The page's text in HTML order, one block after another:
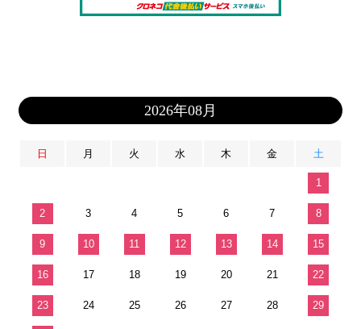
2026年08月
日 月 火 水 木 金 土
1
2 3 4 5 6 7 8
9 10 11 12 13 14 15
16 17 18 19 20 21 22
23 24 25 26 27 28 29